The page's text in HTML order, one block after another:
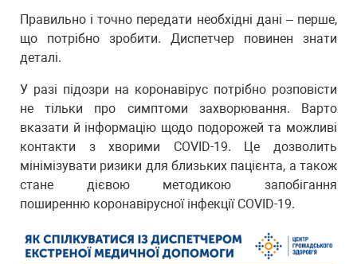
Правильно і точно передати необхідні дані – перше,
що потрібно зробити. Диспетчер повинен знати
деталі.
У разі підозри на коронавірус потрібно розповісти
не тільки про симптоми захворювання. Варто
вказати й інформацію щодо подорожей та можливі
контакти з хворими COVID-19. Це дозволить
мінімізувати ризики для близьких пацієнта, а також
стане дієвою методикою запобігання
поширенню коронавірусної інфекції COVID-19.